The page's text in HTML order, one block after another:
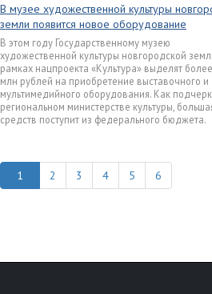
В музее художественной культуры
земли появится новое оборудование
В этом году Государственному музею
художественной культуры новгородской
рамках нацпроекта «Культура» выделят
млн рублей на приобретение выставочного и
мультимедийного оборудования. Как
региональном министерстве культуры,
средств поступит из федерального бюджета.
2 3 4 5 6